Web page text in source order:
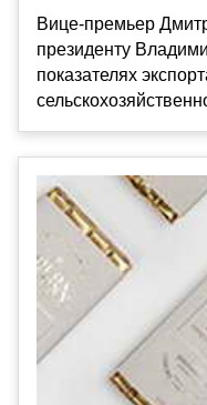
Вице-премьер
президенту
показателях